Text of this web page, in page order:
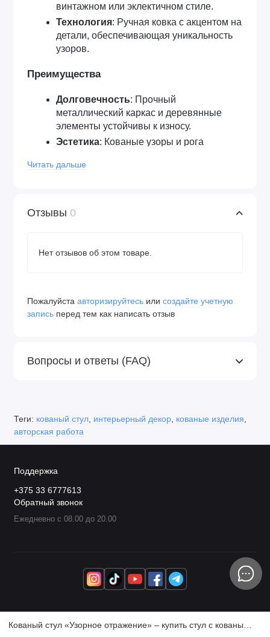
винтажном или эклектичном стиле.
Технология: Ручная ковка с акцентом на
детали, обеспечивающая уникальность
узоров.
Преимущества
Долговечность: Прочный
металлический каркас и деревянные
элементы устойчивы к износу.
Эстетика: Кованые узоры и рога
вид.
«Узорное отражение»?
выбор для тех, кто хочет добавить в интерьер
нотку винтажного шарма. Его кованый каркас с
вкус.
Читать дальше
Отзывы 0
Нет отзывов об этом товаре.
Пожалуйста авторизируйтесь или создайте учетную
запись перед тем как написать отзыв
Вопросы и ответы (FAQ)
Теги: кованый стул, интерьерный декор, кованые изделия,
авторская работа
Поддержка
+375 33 6777613
Обратный звонок
Ежедневно с 08.00 до 20.00